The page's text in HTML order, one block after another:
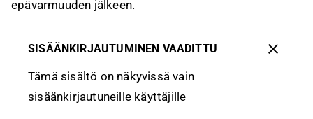
epävarmuuden jälkeen.
SISÄÄNKIRJAUTUMINEN VAADITTU
Tämä sisältö on näkyvissä vain
sisäänkirjautuneille käyttäjille